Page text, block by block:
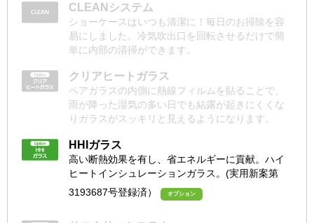
CLEANシステム
ショーケースはいつも清潔に！毎日のお掃除を容
易にしました。冷気吹出口を回転させるだけで簡
単に内部の清掃ができます。
クリアヒートガラス
ペアガラスの内側に熱線フィルムを貼ることで、
雨が降った湿気の多い日でも結露が起きにくくな
りガラスがスッキリと見えるようになります。
HHIガラス
高い断熱効果を有し、省エネルギーに貢献。ハイ
ヒートインシュレーションガラス。(実用新案第
3193687号登録済）
オプション